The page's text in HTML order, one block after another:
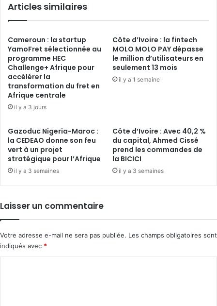
Articles similaires
Cameroun : la startup
YamoFret sélectionnée au
programme HEC
Challenge+ Afrique pour
accélérer la
transformation du fret en
Afrique centrale
il y a 3 jours
Côte d’Ivoire : la fintech
MOLO MOLO PAY dépasse
le million d’utilisateurs en
seulement 13 mois
il y a 1 semaine
Gazoduc Nigeria-Maroc :
la CEDEAO donne son feu
vert à un projet
stratégique pour l’Afrique
il y a 3 semaines
Côte d’Ivoire : Avec 40,2 %
du capital, Ahmed Cissé
prend les commandes de
la BICICI
il y a 3 semaines
Laisser un commentaire
Votre adresse e-mail ne sera pas publiée. Les champs obligatoires sont
indiqués avec *